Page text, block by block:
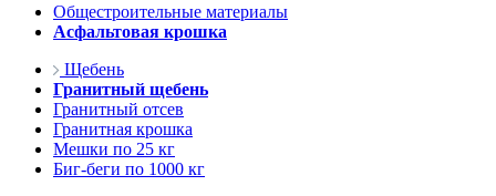
Общестроительные материалы
Асфальтовая крошка
Щебень
Гранитный щебень
Гранитный отсев
Гранитная крошка
Мешки по 25 кг
Биг-беги по 1000 кг